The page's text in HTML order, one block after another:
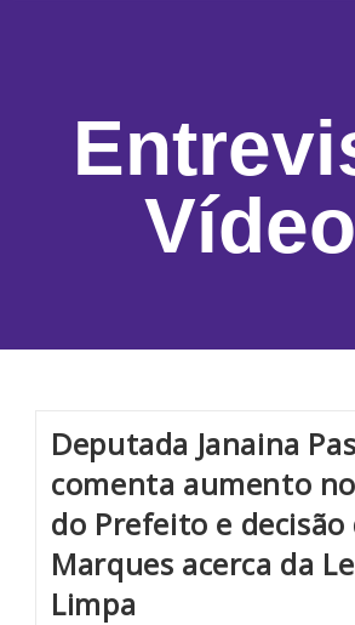
Deputada Janaina
comenta aumento
do Prefeito e decisão
Marques acerca da
Limpa